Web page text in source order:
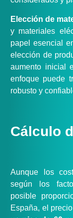
Elección de
y materiales
papel esencial
elección de
aumento inicial
enfoque puede
robusto y
Cálculo
Aunque los
según los
posible
España, el